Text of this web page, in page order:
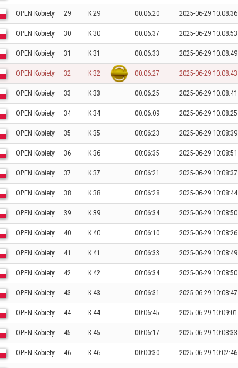
OPEN Kobiety 29 K 29 00:06:20 2025-06-29 10:08:36
OPEN Kobiety 30 K 30 00:06:37 2025-06-29 10:08:53
OPEN Kobiety 31 K 31 00:06:33 2025-06-29 10:08:49
OPEN Kobiety 32 K 32 00:06:27 2025-06-29 10:08:43
OPEN Kobiety 33 K 33 00:06:25 2025-06-29 10:08:41
OPEN Kobiety 34 K 34 00:06:09 2025-06-29 10:08:25
OPEN Kobiety 35 K 35 00:06:23 2025-06-29 10:08:39
OPEN Kobiety 36 K 36 00:06:35 2025-06-29 10:08:51
OPEN Kobiety 37 K 37 00:06:21 2025-06-29 10:08:37
OPEN Kobiety 38 K 38 00:06:28 2025-06-29 10:08:44
OPEN Kobiety 39 K 39 00:06:34 2025-06-29 10:08:50
OPEN Kobiety 40 K 40 00:06:10 2025-06-29 10:08:26
OPEN Kobiety 41 K 41 00:06:33 2025-06-29 10:08:49
OPEN Kobiety 42 K 42 00:06:34 2025-06-29 10:08:50
OPEN Kobiety 43 K 43 00:06:31 2025-06-29 10:08:47
OPEN Kobiety 44 K 44 00:06:45 2025-06-29 10:09:01
OPEN Kobiety 45 K 45 00:06:17 2025-06-29 10:08:33
OPEN Kobiety 46 K 46 00:00:30 2025-06-29 10:02:46